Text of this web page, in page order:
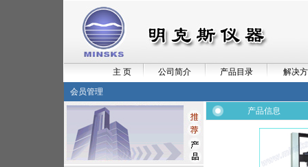
主 页 公司简介 产品目录 解决
会员管理
产品信息